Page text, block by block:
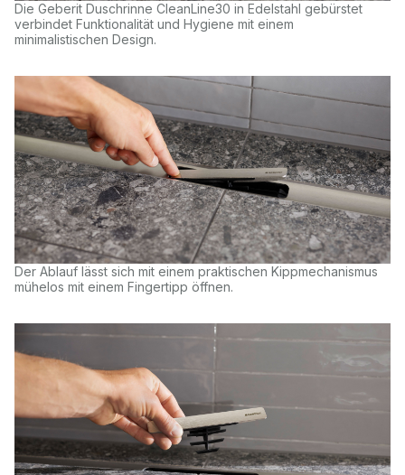
Die Geberit Duschrinne CleanLine30 in Edelstahl gebürstet
verbindet Funktionalität und Hygiene mit einem
minimalistischen Design.
Der Ablauf lässt sich mit einem praktischen Kippmechanismus
mühelos mit einem Fingertipp öffnen.